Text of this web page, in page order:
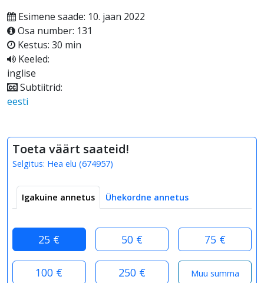
Esimene saade: 10. jaan 2022
Osa number: 131
Kestus: 30 min
Keeled:
inglise
Subtiitrid:
eesti
Toeta väärt saateid!
Selgitus: Hea elu (674957)
Igakuine annetus Ühekordne annetus
25 € 50 € 75 €
100 € 250 €